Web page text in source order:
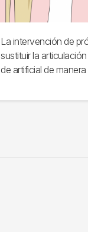
La intervención de
sustituir la
de artificial de